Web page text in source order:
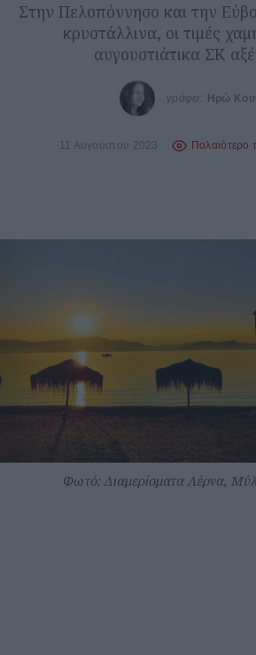
Στην Πελοπόννησο και την
κρυστάλλινα, οι τιμές
αυγουστιάτικα ΣΚ
γράφει: Ηρώ
11 Αυγούστου 2023 Παλαιότερο
Φωτό: Διαμερίσματα Λέρνα,